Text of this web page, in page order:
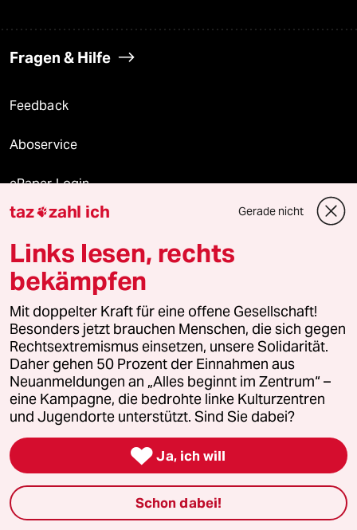
Fragen & Hilfe
Feedback
Aboservice
ePaper Login
Downloads für Abonnierende
© 2026 taz Verlags und Vertriebs GmbH
Alle Rechte vorbehalten. Bei rechtlichen Fragen oder für Genehmigungen
wenden Sie sich bitte an
lizenzen@taz.de
Feedback Redaktionsstatut Kommune-Richtlinien
Leitlinie Informant Datenschutz Impressum AGB
Seitenwende Einwilligungen widerrufen (Ads)
taz zahl ich Gerade nicht
Links lesen, rechts
bekämpfen
Mit doppelter Kraft für eine offene Gesellschaft!
Besonders jetzt brauchen Menschen, die sich gegen
Rechtsextremismus einsetzen, unsere Solidarität.
Daher gehen 50 Prozent der Einnahmen aus
Neuanmeldungen an „Alles beginnt im Zentrum“ –
eine Kampagne, die bedrohte linke Kulturzentren
und Jugendorte unterstützt. Sind Sie dabei?
 Ja, ich will
Schon dabei!